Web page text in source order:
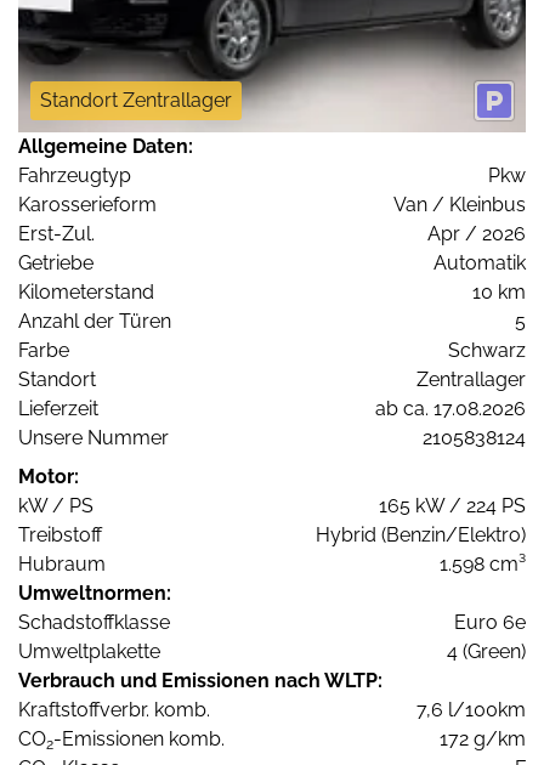
Standort Zentrallager
Allgemeine Daten:
Fahrzeugtyp
Pkw
Karosserieform
Van / Kleinbus
Erst-Zul.
Apr / 2026
Getriebe
Automatik
Kilometerstand
10 km
Anzahl der Türen
5
Farbe
Schwarz
Standort
Zentrallager
Lieferzeit
ab ca. 17.08.2026
Unsere Nummer
2105838124
Motor:
kW / PS
165 kW / 224 PS
Treibstoff
Hybrid (Benzin/Elektro)
Hubraum
1.598 cm³
Umweltnormen:
Schadstoffklasse
Euro 6e
Umweltplakette
4 (Green)
Verbrauch und Emissionen nach WLTP:
Kraftstoffverbr. komb.
7,6 l/100km
CO2-Emissionen komb.
172 g/km